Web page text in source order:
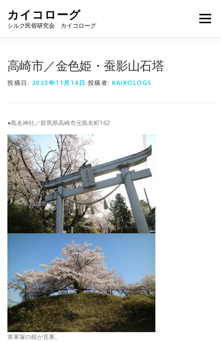
カイコローグ
シルク民俗研究会 カイコローグ
メニュー
高崎市／金色姫・蚕影山石塔
投稿日: 2023年11月14日 投稿者: KAIKOLOGS
●島名神社／群馬県高崎市元島名町162
将軍塚の桜が見事。